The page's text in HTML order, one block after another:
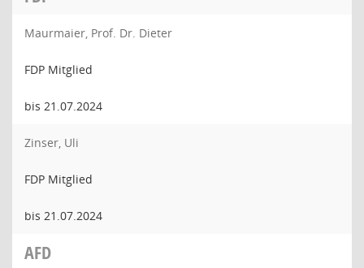
Maurmaier, Prof. Dr. Dieter
FDP Mitglied
bis 21.07.2024
Zinser, Uli
FDP Mitglied
bis 21.07.2024
AFD